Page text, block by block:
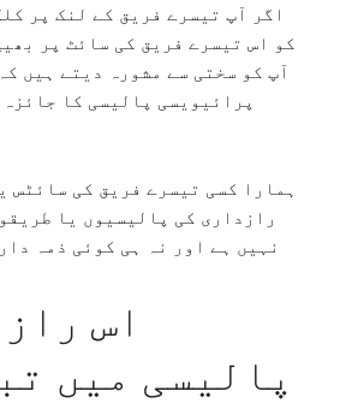
اگر آپ تیسرے فریق کے لنک پر
کو اس تیسرے فریق کی سائٹ پر
آپ کو سختی سے مشورہ دیتے ہیں
پرائیویسی پالیسی کا
ہمارا کسی تیسرے فریق کی سائٹس
رازداری کی پالیسیوں یا
نہیں ہے اور نہ ہی کوئی ذمہ
اس
پالیسی میں